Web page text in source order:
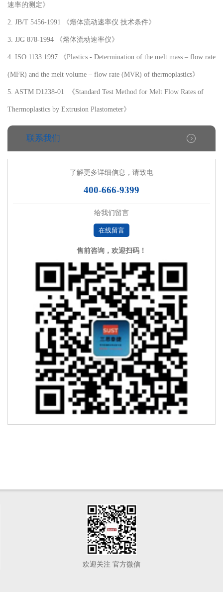
速率的测定》
2. JB/T 5456-1991 《熔体流动速率仪 技术条件》
3. JJG 878-1994 《熔体流动速率仪》
4. ISO 1133:1997 《Plastics - Determination of the melt mass – flow rate
(MFR) and the melt volume – flow rate (MVR) of thermoplastics》
5. ASTM D1238-01 《Standard Test Method for Melt Flow Rates of
Thermoplastics by Extrusion Plastometer》
联系我们
了解更多详细信息，请致电
400-666-9399
给我们留言
在线留言
售前咨询，欢迎扫码！
欢迎关注 官方微信